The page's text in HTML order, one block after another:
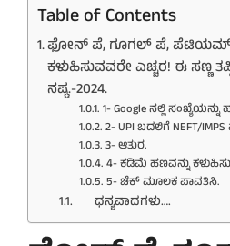
Table of Contents
ಫೋನ್ ಪೆ, ಗೂಗಲ್ ಪೆ, ಪೆಟಿಯಮ್
ಕಳುಹಿಸುವವರೇ ಎಚ್ಚರ! ಈ ಸಣ್ಣ
ನಷ್ಟ.-2024.
1- Google ನಲ್ಲಿ ಸಂಖ್ಯೆಯನ್ನು
2- UPI ಬದಲಿಗೆ NEFT/
3- ಆತುರ.
4- ಕಡಿಮೆ ಹಣವನ್ನು
5- ಚೆಕ್ ಮೂಲಕ ಪಾವತಿಸಿ.
ಧನ್ಯವಾದಗಳು….